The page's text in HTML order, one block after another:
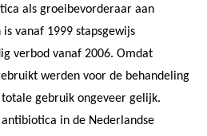
als groeibevorderaar aan
vanaf 1999 stapsgewijs
verbod vanaf 2006. Omdat
werden voor de behandeling
gebruik ongeveer gelijk.
in de Nederlandse